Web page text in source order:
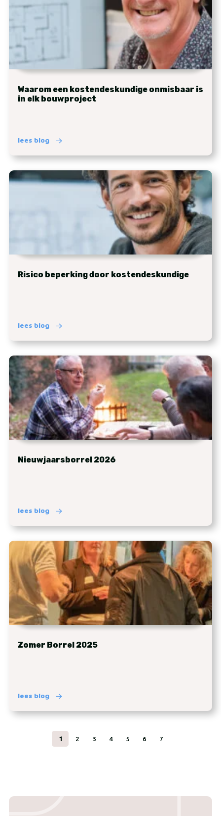
Waarom een kostendeskundige onmisbaar is
in elk bouwproject
lees blog
Risico beperking door kostendeskundige
lees blog
Nieuwjaarsborrel 2026
lees blog
Zomer Borrel 2025
lees blog
1 2 3 4 5 6 7